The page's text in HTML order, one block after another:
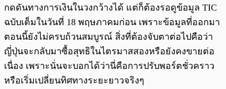
กดดันทางการเงินในวงกว้างได้ แต่ก็ต้องรอดูข้อมูล TIC
ฉบับเต็มในวันที่ 18 พฤษภาคมก่อน เพราะข้อมูลที่ออกมา
ตอนนี้ยังไม่ครบถ้วนสมบูรณ์ สิ่งที่ต้องจับตาต่อไปคือว่า
ญี่ปุ่นจะกลับมาซื้อสุทธิในไตรมาสสองหรือยังคงขายต่อ
เนื่อง เพราะนั่นจะบอกได้ว่านี่คือการปรับพอร์ตชั่วคราว
หรือเริ่มเปลี่ยนทิศทางระยะยาวจริงๆ